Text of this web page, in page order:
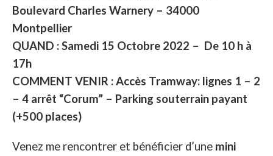
Boulevard Charles Warnery – 34000
Montpellier
QUAND : Samedi 15 Octobre 2022 – De 10 h à
17h
COMMENT VENIR : Accès Tramway: lignes 1 – 2
– 4 arrêt “Corum” – Parking souterrain payant
(+500 places)
Venez me rencontrer et bénéficier d’une mini